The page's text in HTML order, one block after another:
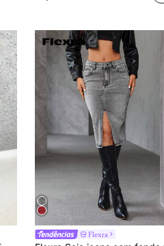
Flexra